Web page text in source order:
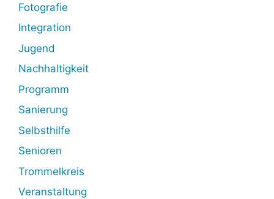
Fotografie
Integration
Jugend
Nachhaltigkeit
Programm
Sanierung
Selbsthilfe
Senioren
Trommelkreis
Veranstaltung